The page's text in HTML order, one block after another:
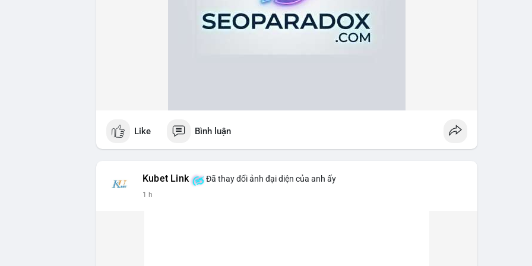
Like Bình luận
Kubet Link Đã thay đổi ảnh đại diện của anh ấy
1 h